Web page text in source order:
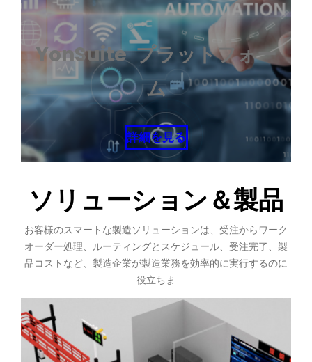
YonSuiteプラットフォー
ム
詳細を見る
ソリューション＆製品
お客様のスマートな製造ソリューションは、受注からワーク
オーダー処理、ルーティングとスケジュール、受注完了、製
品コストなど、製造企業が製造業務を効率的に実行するのに
役立ちま